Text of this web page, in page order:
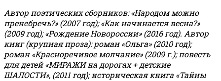
Автор поэтических сборников: «Народом можно
пренебречь?» (2007 год); «Как начинается весна?»
(2009 год); «Рождение Новороссии» (2016 год). Автор
книг (крупная проза): роман «Ольга» (2010 год);
роман «Красноречивое молчание» (2009 г.); повесть
для детей «МИРАЖИ на дорогах + детские
ШАЛОСТИ», (2011 год); историческая книга «Тайны